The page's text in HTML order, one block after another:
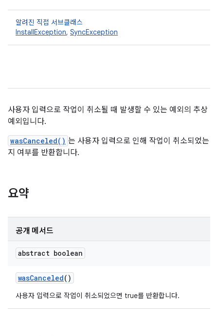
알려진 직접 서브클래스
InstallException, SyncException
사용자 입력으로 작업이 취소될 때 발생할 수 있는 예외의 추상
예외입니다.
wasCanceled() 는 사용자 입력으로 인해 작업이 취소되었는
지 여부를 반환합니다.
요약
공개 메서드
abstract boolean
wasCanceled()
사용자 입력으로 작업이 취소되었으면 true를 반환합니다.